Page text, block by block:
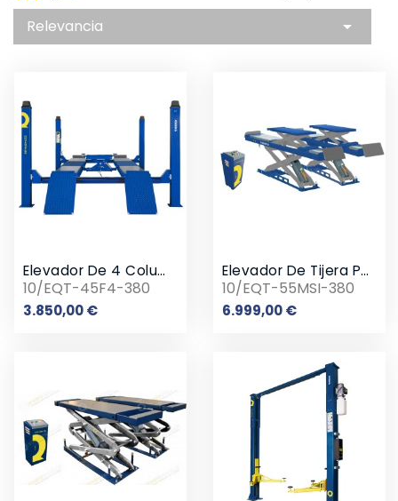
Relevancia 
Elevador De 4 Columnas Electrohidráulico
10/EQT-45F4-380
3.850,00 €Precio
Elevador De Tijera Pantógrafo
10/EQT-55MSI-380
6.999,00 €Precio